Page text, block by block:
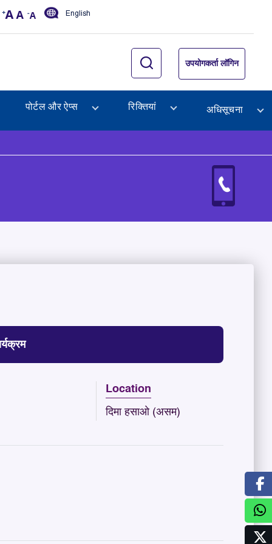
English
उपयोगकर्ता लॉगिन
पोर्टल और ऐप्स रिक्तियां अधिसूचना
Location
दिमा हसाओ (असम)